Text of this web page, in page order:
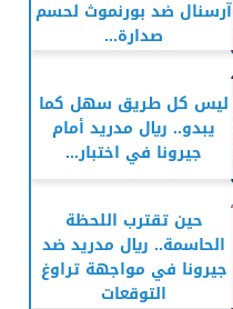
آرسنال ضد بورنموث لحسم
صدارة...
ليس كل طريق سهل كما
يبدو.. ريال مدريد أمام
جيرونا في اختبار...
حين تقترب اللحظة
الحاسمة.. ريال مدريد ضد
جيرونا في مواجهة تراوغ
التوقعات